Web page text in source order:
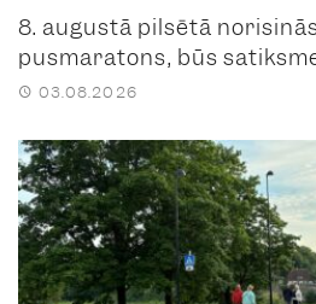
8. augustā pilsētā
pusmaratons, būs
03.08.2026